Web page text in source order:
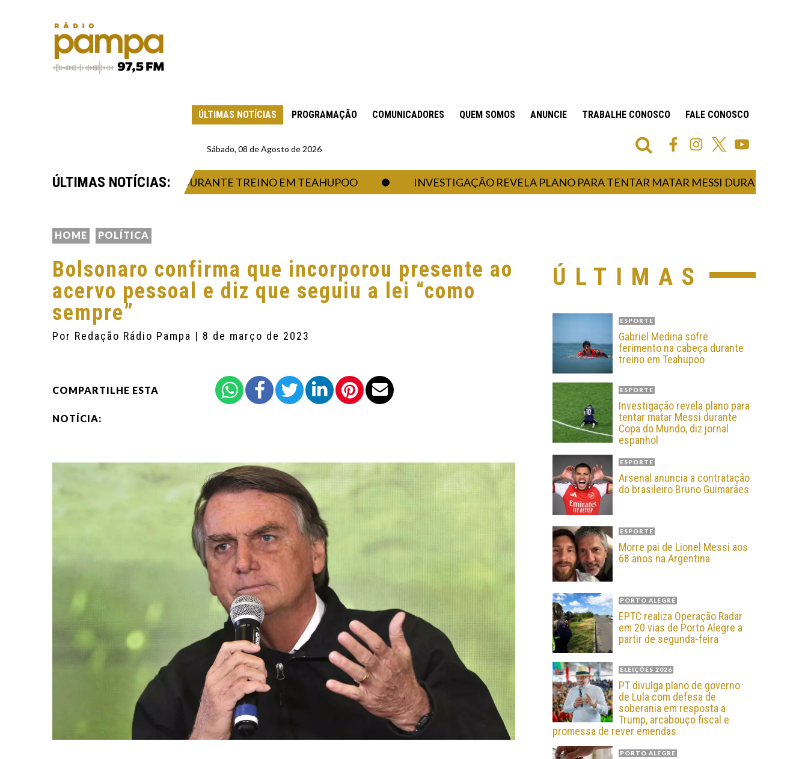
ÚLTIMAS NOTÍCIAS PROGRAMAÇÃO COMUNICADORES QUEM SOMOS ANUNCIE TRABALHE CONOSCO FALE CONOSCO
Sábado, 08 de Agosto de 2026
ÚLTIMAS NOTÍCIAS:
FERIMENTO NA CABEÇA DURANTE TREINO EM TEAHUPOO INVESTIGAÇÃO REVELA PLANO PARA TENTAR MATAR MESSI DURANTE COPA DO
HOME POLÍTICA
Bolsonaro confirma que incorporou presente ao
acervo pessoal e diz que seguiu a lei “como
sempre”
Por Redação Rádio Pampa | 8 de março de 2023
COMPARTILHE ESTA
NOTÍCIA:
ÚLTIMAS
ESPORTE
Gabriel Medina sofre
ferimento na cabeça durante
treino em Teahupoo
ESPORTE
Investigação revela plano para
tentar matar Messi durante
Copa do Mundo, diz jornal
espanhol
ESPORTE
Arsenal anuncia a contratação
do brasileiro Bruno Guimarães
ESPORTE
Morre pai de Lionel Messi aos
68 anos na Argentina
PORTO ALEGRE
EPTC realiza Operação Radar
em 20 vias de Porto Alegre a
partir de segunda-feira
ELEIÇÕES 2026
PT divulga plano de governo
de Lula com defesa de
soberania em resposta a
Trump, arcabouço fiscal e
promessa de rever emendas
PORTO ALEGRE